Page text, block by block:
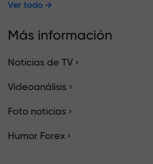
Ver todo
Más información
Noticias de TV ›
Videoanálisis ›
Foto noticias ›
Humor Forex ›